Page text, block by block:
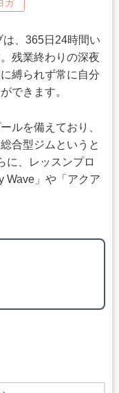
ガ
、365日24時間い
残業終わりの深夜
縛られず常に自分
できます。
ルを備えており、
合型ジムというと
に、レッスンプロ
Wave」や「アクア